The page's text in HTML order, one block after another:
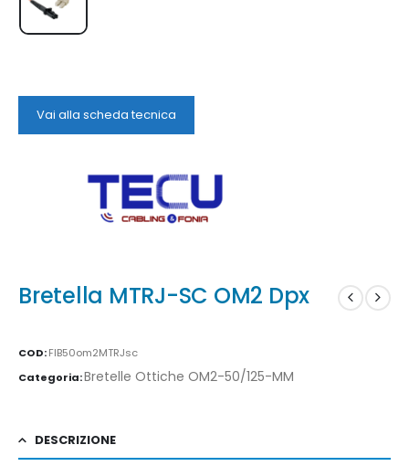
Vai alla scheda tecnica
Bretella MTRJ-SC OM2 Dpx
COD:FIB50om2MTRJsc
Categoria:Bretelle Ottiche OM2-50/125-MM
DESCRIZIONE